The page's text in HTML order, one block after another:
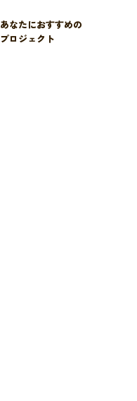
あなたにおすすめの
プロジェクト